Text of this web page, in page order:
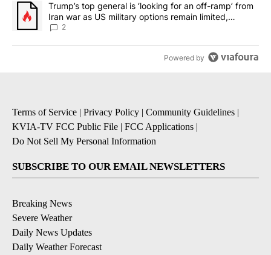
A trending article titled "Trump’s top general is ‘looking for an
Trump’s top general is ‘looking for an off-ramp’ from
Iran war as US military options remain limited,
sources say
2
Powered by
Terms of Service | Privacy Policy | Community Guidelines |
KVIA-TV FCC Public File | FCC Applications |
Do Not Sell My Personal Information
SUBSCRIBE TO OUR EMAIL NEWSLETTERS
Breaking News
Severe Weather
Daily News Updates
Daily Weather Forecast